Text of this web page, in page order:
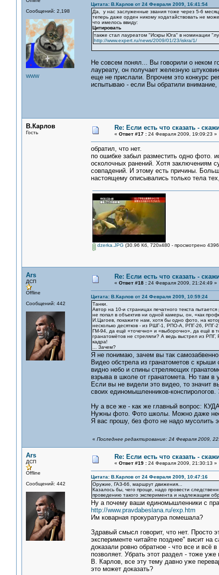
Сообщений: 2,198
WWW
Цитата: В.Карлов от 24 Февраля 2009, 16:41:54
Да, у нас заслуженные звания тоже через 5-6
теперь даже орден никому ходатайствовать не
что имелось ввиду:
Цитировать
также стал лауреатом "Искры Юга" в номинации
http://www.expert.ru/news/2009/01/23/iskra/1/
Не совсем понял... Вы говорили о неком
лауреату, он получает железную
еще не прислали. Впрочем это конкурс
испытываю - если Вы обратили
В.Карлов
Гость
Re: Если есть что сказать -
« Ответ #17 :24 Февраля 2009, 19:09:23 »
обратил, что нет.
по ошибке забыл разместить одно фото.
осколочных ранений. Хотя заключениям
совпадений. И этому есть причины.
настоящему описывались только тела
dzerka.JPG (30.96 Кб, 720x480 - просмотрено
Ars
ДСП
Offline
Сообщений: 442
Re: Если есть что сказать -
« Ответ #18 :24 Февраля 2009, 21:24:49 »
Цитата: В.Карлов от 24 Февраля 2009, 10:59:24
Танки.
Автор на 10-и страницах печатного текста
не попал в объектив ни одной камеры, он, «как
И.Цагоев, покажите нам, хотя бы одно фото, на
несколько десятков - из РШГ-1, РПО-А, РПГ-26, РПГ-
ГМ-94, да ещё «точечно» и «выборочно», да ещё в
гранатомётов не стреляли? А ведь выстрел из
кадра!
... Зачем?
Я не понимаю, зачем вы так
Видео обстрела из гранатометов с
видно небо и спины стреляющих
взрыва в школе от гранатомета. Но там в
Если вы не видели это видео, то значит
своих единомышленников-конспирологов.
Ну а все же - как же главный вопрос:
Нужны фото. Фото школы. Можно даже
Я вас прошу, без фото не надо мусолить
« Последнее редактирование: 24 Февраля 2009,
Ars
ДСП
Offline
Сообщений: 442
Re: Если есть что сказать -
« Ответ #19 :24 Февраля 2009, 21:30:13 »
Цитата: В.Карлов от 24 Февраля 2009, 10:47:16
Оружие, ГАЗ-66, маршрут движения...
Казалось бы, чего проще, надо провести
проведению такого эксперимента и надлежащим
Ну а почему ваши единомышленники с
http://www.pravdabeslana.ru/exp.htm
Им коварная прокуратура помешала?
Здравый смысл говорит, что нет. Просто
эксперименте читайте позднее" висит
доказали ровно обратное - что все и всё
позволяет. Убрать этот раздел - тоже уже
В. Карлов, все эту тему давно уже
это может доказать?